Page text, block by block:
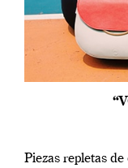
Piezas repletas